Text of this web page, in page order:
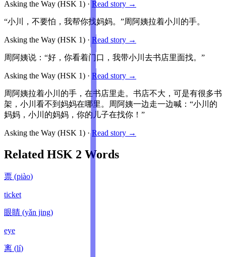
Asking the Way (HSK 1) · Read story →
“小川，不要怕，我帮你找妈妈。”周阿姨拉着小川的手。
Asking the Way (HSK 1) · Read story →
周阿姨说：“好，你看着门口，我带小川去书店里面找。”
Asking the Way (HSK 1) · Read story →
周阿姨拉着小川的手，在书店里走。书店不大，可是有很多书
架，小川看不到妈妈在哪里。周阿姨一边走一边喊：“小川的
妈妈，小川的妈妈，你的儿子在找你！”
Asking the Way (HSK 1) ·Read story →
Related HSK 2 Words
票 (piào)
ticket
眼睛 (yǎn jing)
eye
离 (lí)